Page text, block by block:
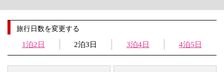
旅行日数を変更する
1泊2日 2泊3日 3泊4日 4泊5日